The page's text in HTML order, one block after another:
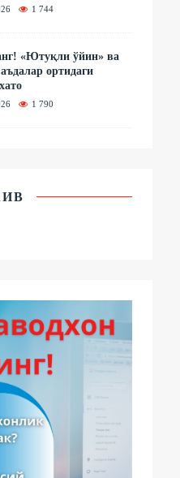
1 744
«Ютуқли ўйин» ва
ортидаги
1 790